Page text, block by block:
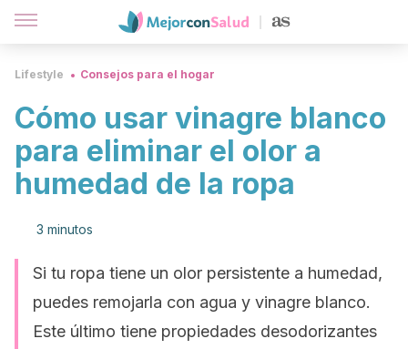
Lifestyle Consejos para el hogar
Cómo usar vinagre blanco
para eliminar el olor a
humedad de la ropa
3 minutos
Si tu ropa tiene un olor persistente a humedad,
puedes remojarla con agua y vinagre blanco.
Este último tiene propiedades desodorizantes